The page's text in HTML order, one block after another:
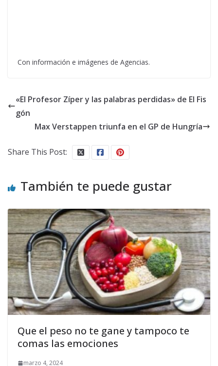
Con información e imágenes de Agencias.
«El Profesor Zíper y las palabras perdidas» de El Fis
gón
Max Verstappen triunfa en el GP de Hungría
Share This Post:
También te puede gustar
Que el peso no te gane y tampoco te
comas las emociones
marzo 4, 2024